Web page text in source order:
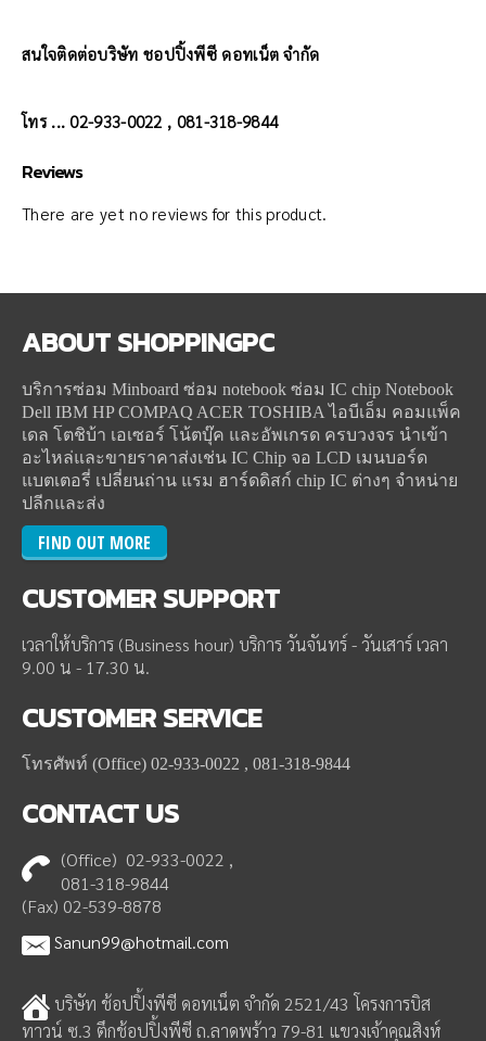
สนใจติดต่อบริษัท ชอปปิ้งพีซี ดอทเน็ต จำกัด
โทร ... 02-933-0022 , 081-318-9844
Reviews
There are yet no reviews for this product.
ABOUTSHOPPINGPC
บริการซ่อม Minboard ซ่อม notebook ซ่อม IC chip Notebook
Dell IBM HP COMPAQ ACER TOSHIBA ไอบีเอ็ม คอมแพ็ค
เดล โตชิบ้า เอเซอร์ โน้ตบุ๊ค และอัพเกรด ครบวงจร นำเข้า
อะไหล่และขายราคาส่งเช่น IC Chip จอ LCD เมนบอร์ด
แบตเตอรี่ เปลี่ยนถ่าน แรม ฮาร์ดดิสก์ chip IC ต่างๆ จำหน่าย
ปลีกและส่ง
FIND OUT MORE
CUSTOMERSUPPORT
เวลาให้บริการ (Business hour) บริการ วันจันทร์ - วันเสาร์ เวลา
9.00 น - 17.30 น.
CUSTOMERSERVICE
โทรศัพท์ (Office) 02-933-0022 , 081-318-9844
CONTACTUS
(Office) 02-933-0022 ,
081-318-9844
(Fax) 02-539-8878
Sanun99@hotmail.com
บริษัท ช้อปปิ้งพีซี ดอทเน็ต จำกัด 2521/43 โครงการบิส
ทาวน์ ซ.3 ตึกช้อปปิ้งพีซี ถ.ลาดพร้าว 79-81 แขวงเจ้าคุณสิงห์